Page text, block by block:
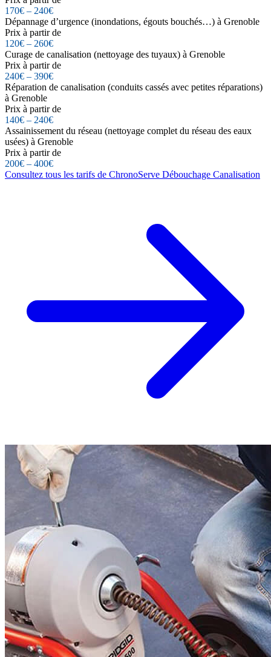
170€ – 240€
Dépannage d’urgence (inondations, égouts bouchés…) à Grenoble
Prix à partir de
120€ – 260€
Curage de canalisation (nettoyage des tuyaux) à Grenoble
Prix à partir de
240€ – 390€
Réparation de canalisation (conduits cassés avec petites réparations)
à Grenoble
Prix à partir de
140€ – 240€
Assainissement du réseau (nettoyage complet du réseau des eaux
usées) à Grenoble
Prix à partir de
200€ – 400€
Consultez tous les tarifs de ChronoServe Débouchage Canalisation